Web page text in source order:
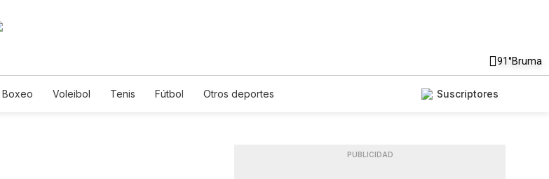
91°Bruma
Boxeo Voleibol Tenis Fútbol Otros deportes Suscriptores
PUBLICIDAD